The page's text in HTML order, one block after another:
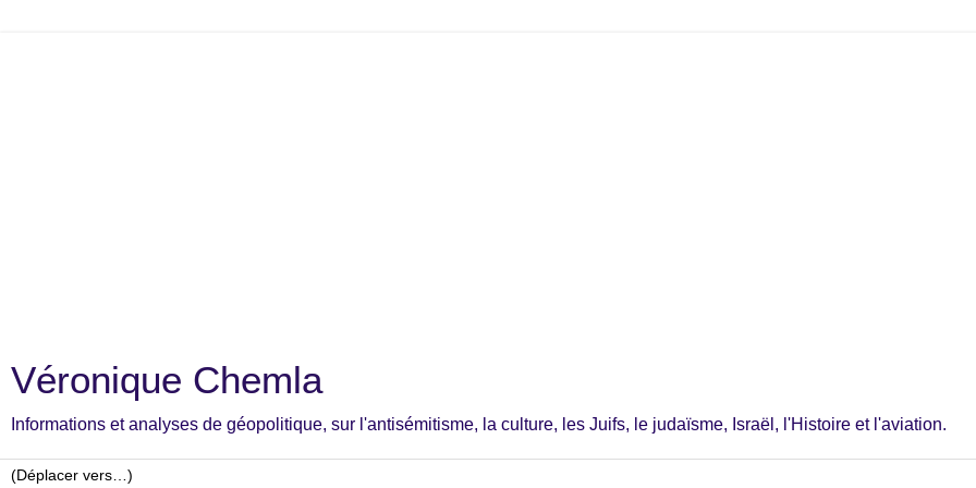
Véronique Chemla
Informations et analyses de géopolitique, sur l'antisémitisme, la culture, les Juifs, le judaïsme, Israël, l'Histoire et l'aviation.